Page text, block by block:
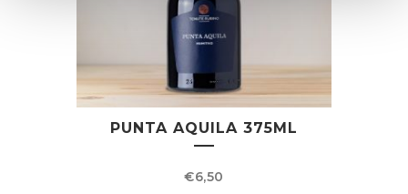
PUNTA AQUILA 375ML
€6,50